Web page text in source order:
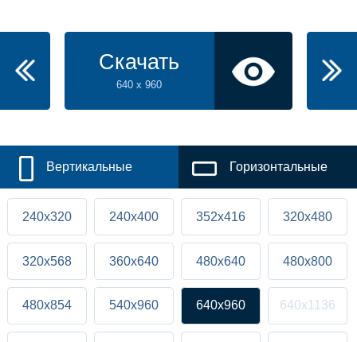
Скачать
640 x 960
Вертикальные Горизонтальные
240x320 240x400 352x416 320x480
320x568 360x640 480x640 480x800
480x854 540x960 640x960 640x1136